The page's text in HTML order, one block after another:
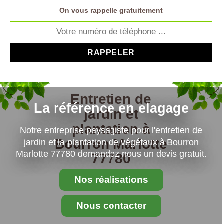
La référence en elagage
Notre entreprise paysagiste pour l'entretien de
jardin et la plantation de végétaux à Bourron
Marlotte 77780 demandez nous un devis gratuit.
Nos réalisations
Nous contacter
On vous rappelle gratuitement
Entretien de
jardin et
plantation à
Bourron Marlotte
77780